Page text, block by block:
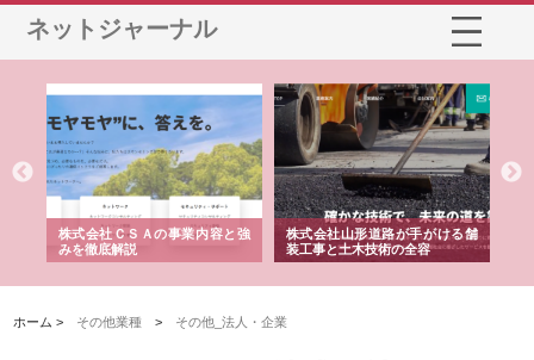
ネットジャーナル
株式会社ＣＳＡの事業内容と強
みを徹底解説
株式会社山形道路が手がける舗
装工事と土木技術の全容
ホーム > その他業種 > その他_法人・企業